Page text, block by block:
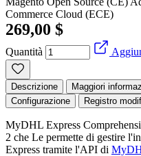
Commerce Cloud (ECE)
269,00 $
Quantità
Descrizione Maggiori
Configurazione
Registro
MyDHL Express
2 che Le permette di gestire
Express tramite l'API di